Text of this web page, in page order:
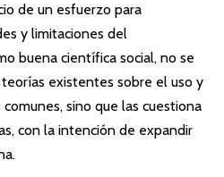
de un esfuerzo para
y limitaciones del
buena científica social, no se
existentes sobre el uso y
sino que las cuestiona
con la intención de expandir